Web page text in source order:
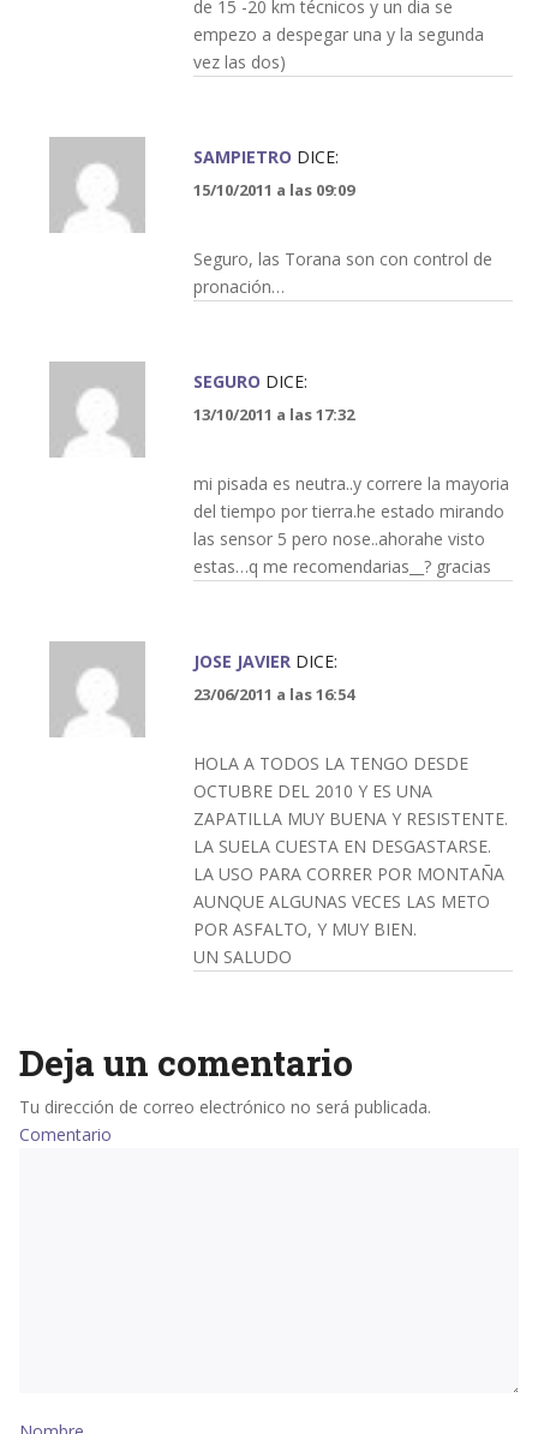
de 15 -20 km técnicos y un dia se
empezo a despegar una y la segunda
vez las dos)
SAMPIETRO DICE:
15/10/2011 a las 09:09
Seguro, las Torana son con control de
pronación…
SEGURO DICE:
13/10/2011 a las 17:32
mi pisada es neutra..y correre la mayoria
del tiempo por tierra.he estado mirando
las sensor 5 pero nose..ahorahe visto
estas…q me recomendarias__? gracias
JOSE JAVIER DICE:
23/06/2011 a las 16:54
HOLA A TODOS LA TENGO DESDE
OCTUBRE DEL 2010 Y ES UNA
ZAPATILLA MUY BUENA Y RESISTENTE.
LA SUELA CUESTA EN DESGASTARSE.
LA USO PARA CORRER POR MONTAÑA
AUNQUE ALGUNAS VECES LAS METO
POR ASFALTO, Y MUY BIEN.
UN SALUDO
Deja un comentario
Tu dirección de correo electrónico no será publicada.
Comentario